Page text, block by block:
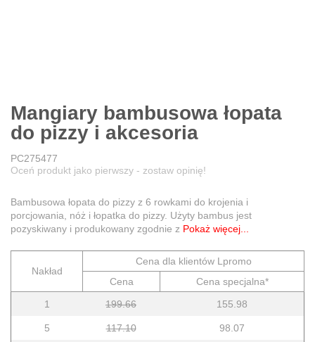
Mangiary bambusowa łopata
do pizzy i akcesoria
PC275477
Oceń produkt jako pierwszy - zostaw opinię!
Bambusowa łopata do pizzy z 6 rowkami do krojenia i
porcjowania, nóż i łopatka do pizzy. Użyty bambus jest
pozyskiwany i produkowany zgodnie z Pokaż więcej...
Nakład
Cena dla klientów Lpromo
Cena
Cena specjalna*
1
199.66 155.98
5 117.10 98.07